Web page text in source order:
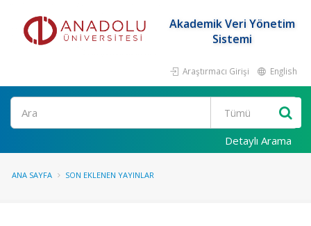
Akademik Veri Yönetim
Sistemi
Araştırmacı Girişi English
Ara
Detaylı Arama
ANA SAYFA SON EKLENEN YAYINLAR